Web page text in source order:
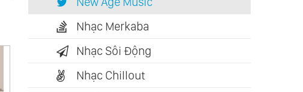
Nhạc Merkaba
Nhạc Sôi Động
Nhạc Chillout